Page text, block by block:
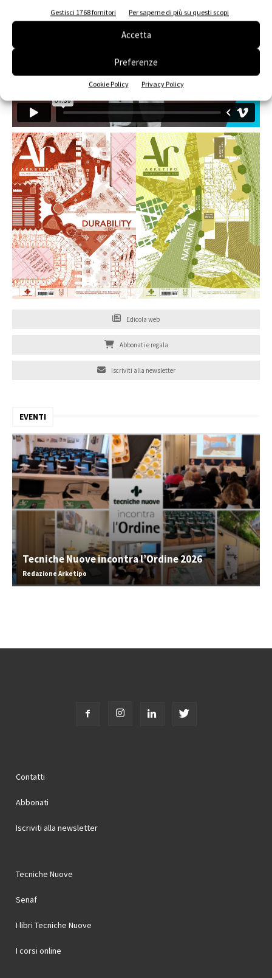
Gestisci 1768 fornitori Per saperne di più su questi scopi
Accetta
Preferenze
Cookie Policy Privacy Policy
Edicola web
Abbonati e regala
Iscriviti alla newsletter
EVENTI
Tecniche Nuove incontra l’Ordine 2026
Redazione Arketipo
Contatti
Abbonati
Iscriviti alla newsletter
Tecniche Nuove
Senaf
I libri Tecniche Nuove
I corsi online